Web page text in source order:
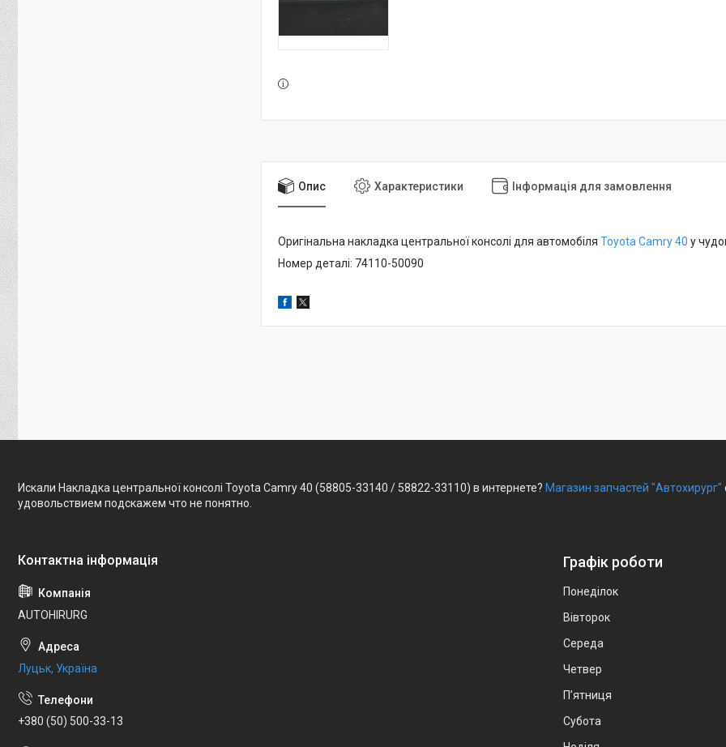
Опис Характеристики Інформація для замовлення
Оригінальна накладка центральної консолі для автомобіля Toyota Camry 40 у
Номер деталі: 74110-50090
Искали Накладка центральної консолі Toyota Camry 40 (58805-33140 / 58822-33110) в интернете? Магазин запчастей "Автохирург"
удовольствием подскажем что не понятно.
AUTOHIRURG
Луцьк, Україна
+380 (50) 500-33-13
Графік роботи
Понеділок
Вівторок
Середа
Четвер
Пʼятниця
Субота